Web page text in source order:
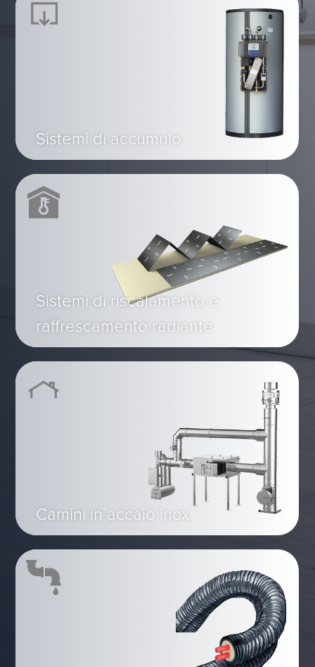
Sistemi di accumulo
Sistemi di riscalamento e
raffrescamento radiante
Camini in accaio inox